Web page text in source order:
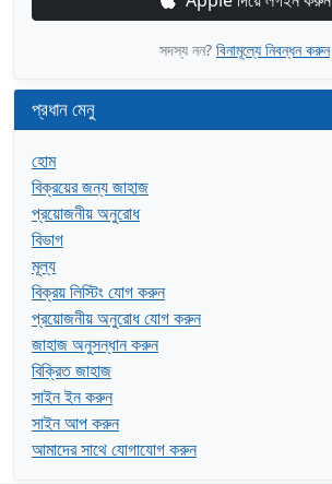
সদস্য নন? বিনামূল্যে নিবন্ধন করুন
প্রধান মেনু
হোম
বিক্রয়ের জন্য জাহাজ
প্রয়োজনীয় অনুরোধ
বিভাগ
মূল্য
বিক্রয় লিস্টিং যোগ করুন
প্রয়োজনীয় অনুরোধ যোগ করুন
জাহাজ অনুসন্ধান করুন
বিক্রিত জাহাজ
সাইন ইন করুন
সাইন আপ করুন
আমাদের সাথে যোগাযোগ করুন